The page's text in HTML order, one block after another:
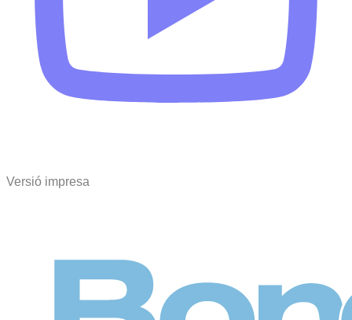
Versió impresa